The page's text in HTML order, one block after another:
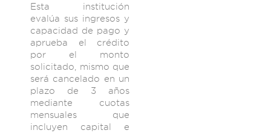
Esta institución
evalúa sus ingresos y
capacidad de pago y
aprueba el crédito
por el monto
solicitado, mismo que
será cancelado en un
plazo de 3 años
mediante cuotas
mensuales que
incluyen capital e